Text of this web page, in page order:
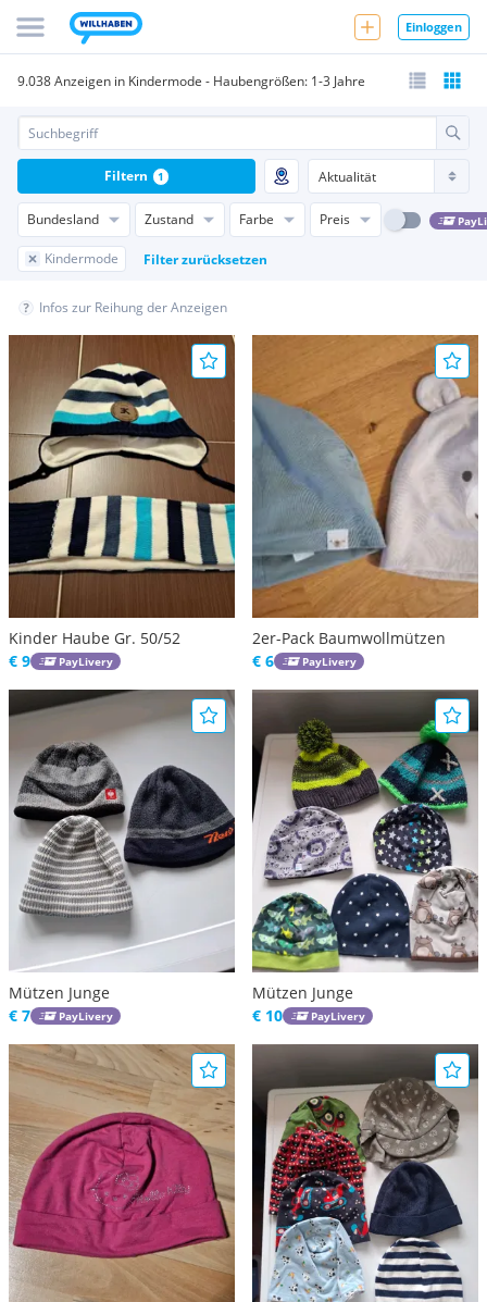
Einloggen
9.038 Anzeigen in Kindermode - Haubengrößen: 1-3 Jahre
Bundesland Zustand Farbe Preis
Kindermode Filter zurücksetzen
Filtern 1
Infos zur Reihung der Anzeigen
Kinder Haube Gr. 50/52
€ 9
PayLivery
2er-Pack Baumwollmützen
€ 6
PayLivery
Mützen Junge
€ 7
PayLivery
Mützen Junge
€ 10
PayLivery